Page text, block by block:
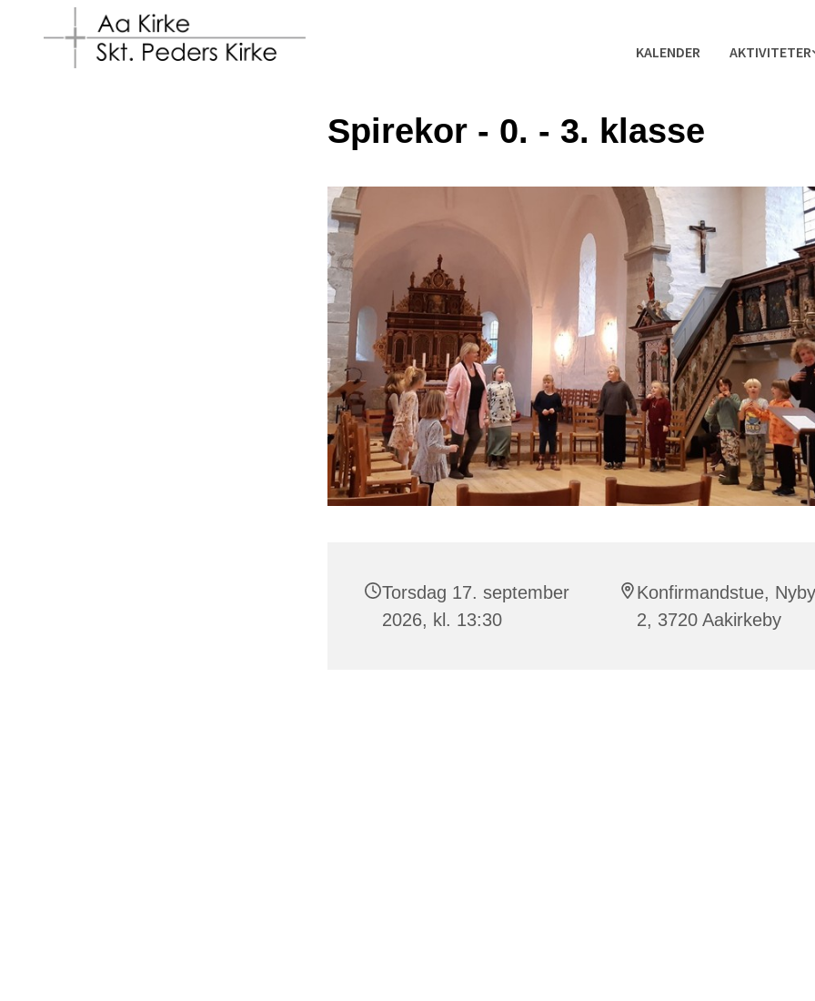
KALENDER AKTIVITETER
Spirekor - 0. - 3. klasse
Torsdag 17. september
2026, kl. 13:30
Konfirmandstue,
2, 3720 Aakirkeby